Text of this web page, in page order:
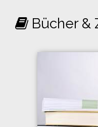
Bücher &